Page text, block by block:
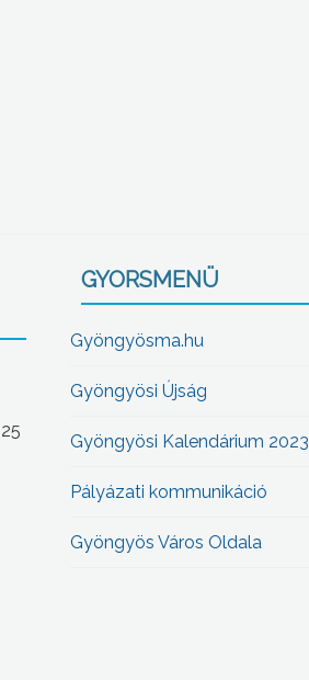
GYORSMENÜ
Gyöngyösma.hu
Gyöngyösi Újság
Gyöngyösi Kalendárium 2023
Pályázati kommunikáció
Gyöngyös Város Oldala